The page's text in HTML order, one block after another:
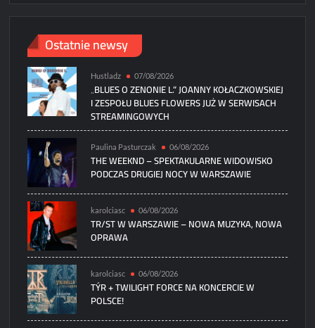
Ostatnie newsy
Hustladz 07/08/2026
„BLUES O ZENONIE L.” JOANNY KOŁACZKOWSKIEJ
I ZESPOŁU BLUES FLOWERS JUŻ W SERWISACH
STREAMINGOWYCH
Paulina Pasturczak 06/08/2026
THE WEEKND – SPEKTAKULARNE WIDOWISKO
PODCZAS DRUGIEJ NOCY W WARSZAWIE
karolciasc 06/08/2026
TR/ST W WARSZAWIE – NOWA MUZYKA, NOWA
OPRAWA
karolciasc 06/08/2026
TÝR + TWILIGHT FORCE NA KONCERCIE W
POLSCE!